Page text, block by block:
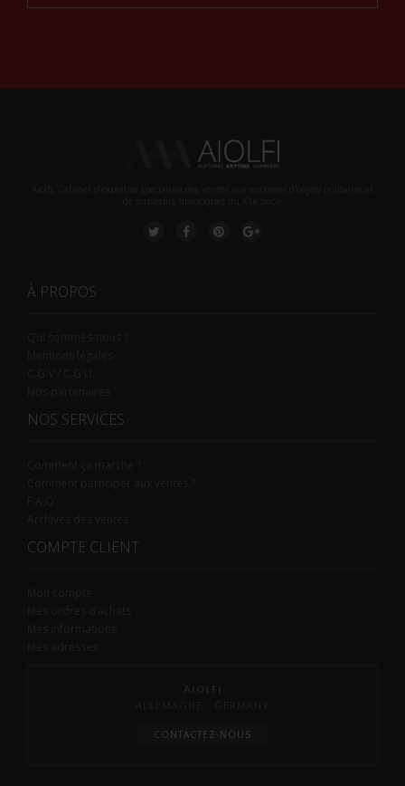
À PROPOS
NOS SERVICES
COMPTE CLIENT
CONTACTEZ-NOUS